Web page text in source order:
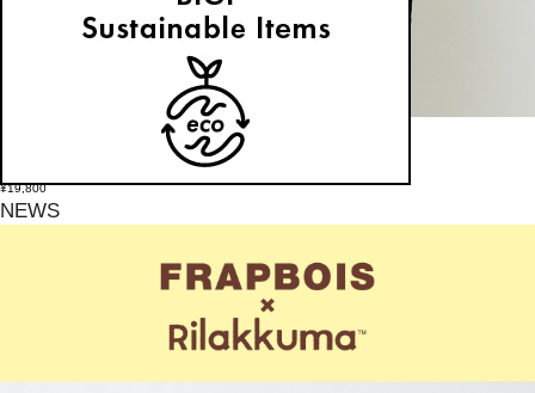
(すうぇっと) /
¥19,800
NEWS